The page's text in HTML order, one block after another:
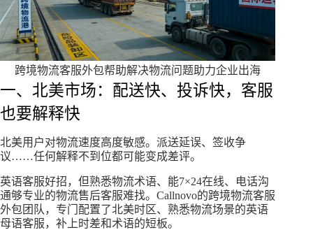
跨境物流客服外包帮助解决物流问题助力企业出海
一、北美市场：配送快、投诉快，客服
也要解释快
北美用户对物流速度高度敏感。派送延误、签收争
议……任何解释不到位都可能变成差评。
英语客服好招，但熟悉物流术语、能7×24在线、电话沟
通够专业的物流售后客服难找。Callnovo的跨境物流客服
外包团队，专门配置了北美时区、熟悉物流场景的英语
母语客服，补上时差和术语的短板。